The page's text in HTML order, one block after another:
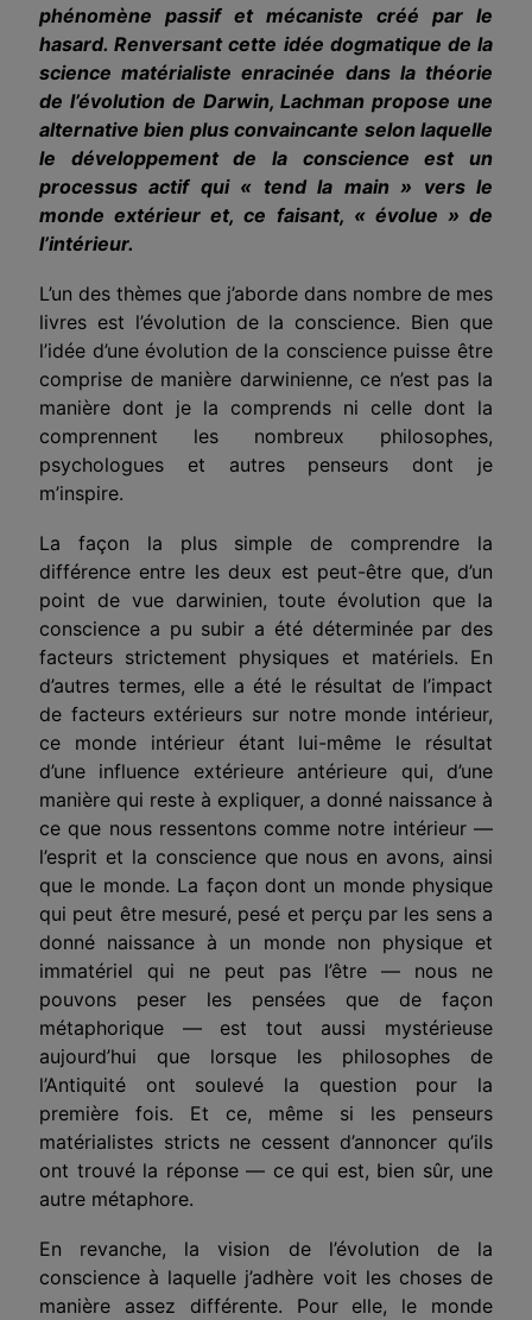
phénomène passif et mécaniste créé par le
hasard. Renversant cette idée dogmatique de la
science matérialiste enracinée dans la théorie
de l’évolution de Darwin, Lachman propose une
alternative bien plus convaincante selon laquelle
le développement de la conscience est un
processus actif qui « tend la main » vers le
monde extérieur et, ce faisant, « évolue » de
l’intérieur.
L’un des thèmes que j’aborde dans nombre de mes
livres est l’évolution de la conscience. Bien que
l’idée d’une évolution de la conscience puisse être
comprise de manière darwinienne, ce n’est pas la
manière dont je la comprends ni celle dont la
comprennent les nombreux philosophes,
psychologues et autres penseurs dont je
m’inspire.
La façon la plus simple de comprendre la
différence entre les deux est peut-être que, d’un
point de vue darwinien, toute évolution que la
conscience a pu subir a été déterminée par des
facteurs strictement physiques et matériels. En
d’autres termes, elle a été le résultat de l’impact
de facteurs extérieurs sur notre monde intérieur,
ce monde intérieur étant lui-même le résultat
d’une influence extérieure antérieure qui, d’une
manière qui reste à expliquer, a donné naissance à
ce que nous ressentons comme notre intérieur —
l’esprit et la conscience que nous en avons, ainsi
que le monde. La façon dont un monde physique
qui peut être mesuré, pesé et perçu par les sens a
donné naissance à un monde non physique et
immatériel qui ne peut pas l’être — nous ne
pouvons peser les pensées que de façon
métaphorique — est tout aussi mystérieuse
aujourd’hui que lorsque les philosophes de
l’Antiquité ont soulevé la question pour la
première fois. Et ce, même si les penseurs
matérialistes stricts ne cessent d’annoncer qu’ils
ont trouvé la réponse — ce qui est, bien sûr, une
autre métaphore.
En revanche, la vision de l’évolution de la
conscience à laquelle j’adhère voit les choses de
manière assez différente. Pour elle, le monde